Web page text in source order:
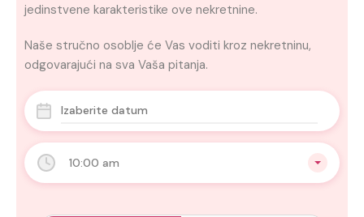
10:00 am
jedinstvene karakteristike ove nekretnine.
Naše stručno osoblje će Vas voditi kroz nekretninu,
odgovarajući na sva Vaša pitanja.